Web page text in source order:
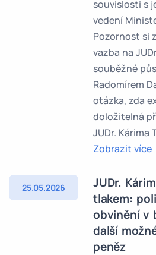
souvislosti s
vedení
Pozornost si
vazba na
souběžné
Radomírem
otázka, zda
doložitelná
JUDr. Kárima
Zobrazit více
25.05.2026
JUDr.
tlakem:
obvinění v
další
peněz